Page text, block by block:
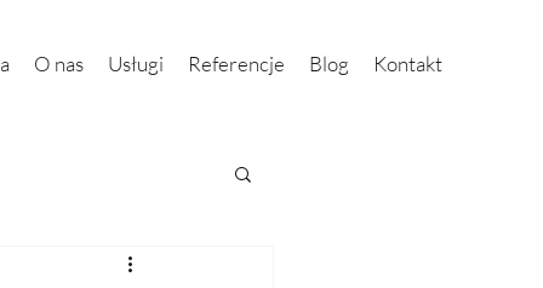
O nas Usługi Referencje Blog Kontakt